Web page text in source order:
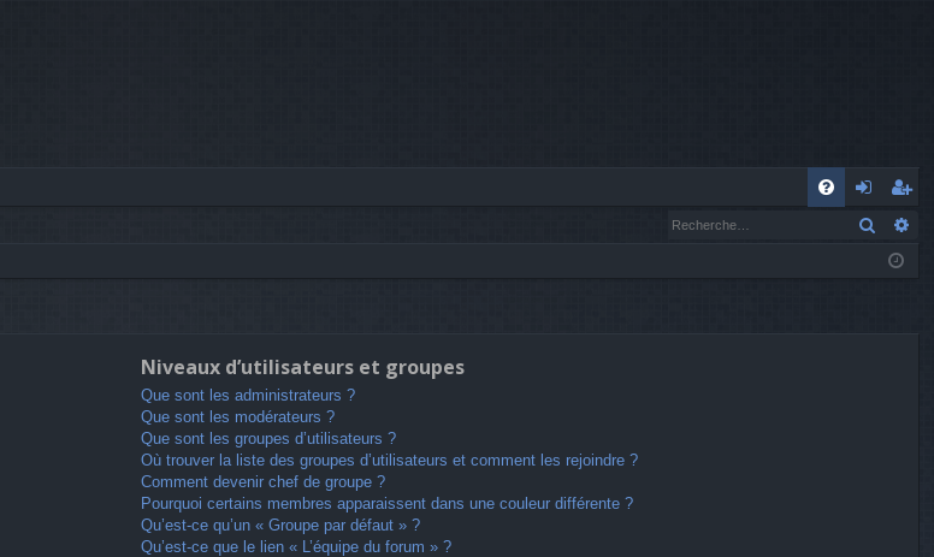
o
’e
nr
Niveaux d’utilisateurs et groupes
Que sont les administrateurs ?
Que sont les modérateurs ?
Que sont les groupes d’utilisateurs ?
Où trouver la liste des groupes d’utilisateurs et comment les rejoindre ?
Comment devenir chef de groupe ?
Pourquoi certains membres apparaissent dans une couleur différente ?
Qu’est-ce qu’un « Groupe par défaut » ?
Qu’est-ce que le lien « L’équipe du forum » ?